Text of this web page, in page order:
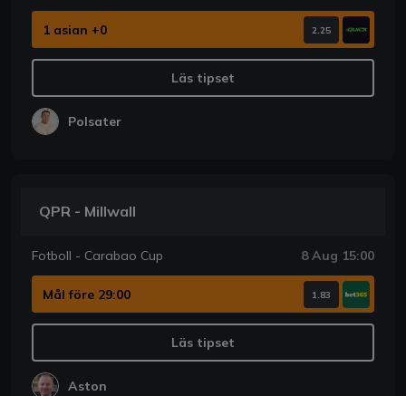
1 asian +0 2.25
Läs tipset
Polsater
QPR - Millwall
Fotboll - Carabao Cup 8 Aug 15:00
Mål före 29:00 1.83
Läs tipset
Aston